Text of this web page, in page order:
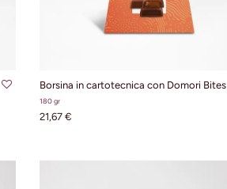
Borsina in cartotecnica con Domori Bites
180 gr
21,67 €